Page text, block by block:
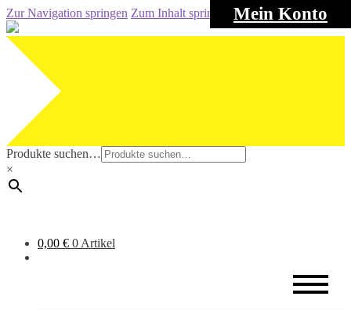
Mein Konto
Zur Navigation springen Zum Inhalt springen
Produkte suchen…
×
0,00 € 0 Artikel